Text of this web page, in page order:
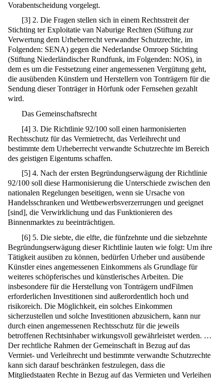
Vorabentscheidung vorgelegt.
[3] 2. Die Fragen stellen sich in einem Rechtsstreit der
Stichting ter Exploitatie van Naburige Rechten (Stiftung zur
Verwertung dem Urheberrecht verwandter Schutzrechte, im
Folgenden: SENA) gegen die Nederlandse Omroep Stichting
(Stiftung Niederländischer Rundfunk, im Folgenden: NOS), in
dem es um die Festsetzung einer angemessenen Vergütung geht,
die ausübenden Künstlern und Herstellern von Tonträgern für die
Sendung dieser Tonträger in Hörfunk oder Fernsehen gezahlt
wird.
Das Gemeinschaftsrecht
[4] 3. Die Richtlinie 92/100 soll einen harmonisierten
Rechtsschutz für das Vermietrecht, das Verleihrecht und
bestimmte dem Urheberrecht verwandte Schutzrechte im Bereich
des geistigen Eigentums schaffen.
[5] 4. Nach der ersten Begründungserwägung der Richtlinie
92/100 soll diese Harmonisierung die Unterschiede zwischen den
nationalen Regelungen beseitigen, wenn sie Ursache von
Handelsschranken und Wettbewerbsverzerrungen und geeignet
[sind], die Verwirklichung und das Funktionieren des
Binnenmarktes zu beeinträchtigen.
[6] 5. Die siebte, die elfte, die fünfzehnte und die siebzehnte
Begründungserwägung dieser Richtlinie lauten wie folgt: Um ihre
Tätigkeit ausüben zu können, bedürfen Urheber und ausübende
Künstler eines angemessenen Einkommens als Grundlage für
weiteres schöpferisches und künstlerisches Arbeiten. Die
insbesondere für die Herstellung von Tonträgern undFilmen
erforderlichen Investitionen sind außerordentlich hoch und
risikoreich. Die Möglichkeit, ein solches Einkommen
sicherzustellen und solche Investitionen abzusichern, kann nur
durch einen angemessenen Rechtsschutz für die jeweils
betroffenen Rechtsinhaber wirkungsvoll gewährleistet werden. …
Der rechtliche Rahmen der Gemeinschaft in Bezug auf das
Vermiet- und Verleihrecht und bestimmte verwandte Schutzrechte
kann sich darauf beschränken festzulegen, dass die
Mitgliedstaaten Rechte in Bezug auf das Vermieten und Verleihen